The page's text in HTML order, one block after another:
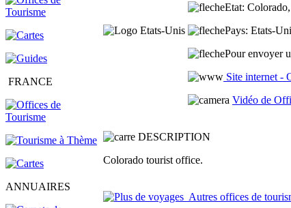
FRANCE
ANNUAIRES
Etat:
Pays: Etats-
Pour envoyer
Site internet -
Vidéo de
DESCRIPTION
Colorado tourist office.
Autres offices de